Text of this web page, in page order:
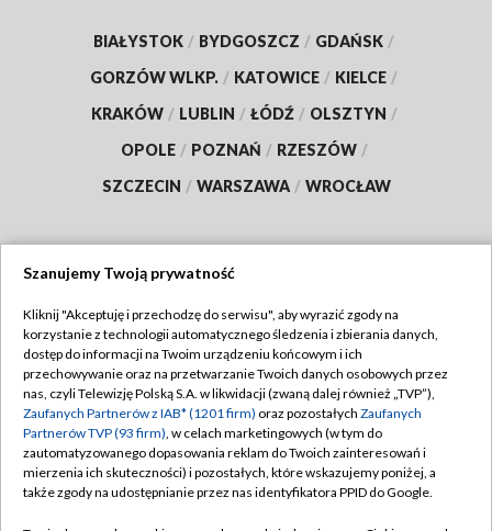
BIAŁYSTOK / BYDGOSZCZ / GDAŃSK /
GORZÓW WLKP. / KATOWICE / KIELCE /
KRAKÓW / LUBLIN / ŁÓDŹ / OLSZTYN /
OPOLE / POZNAŃ / RZESZÓW /
SZCZECIN / WARSZAWA / WROCŁAW
TVP
Abonament TVP
Emisja w TVP
Centrum informacji TVP
Naziemna Telewizja Cyfrowa
Regulamin TVP
Polityka prywatności
Moje zgody
Pomoc
Szanujemy Twoją prywatność
Kliknij "Akceptuję i przechodzę do serwisu", aby wyrazić zgody na
korzystanie z technologii automatycznego śledzenia i zbierania danych,
dostęp do informacji na Twoim urządzeniu końcowym i ich
przechowywanie oraz na przetwarzanie Twoich danych osobowych przez
nas, czyli Telewizję Polską S.A. w likwidacji (zwaną dalej również „TVP”),
Zaufanych Partnerów z IAB* (1201 firm) oraz pozostałych Zaufanych
Partnerów TVP (93 firm), w celach marketingowych (w tym do
zautomatyzowanego dopasowania reklam do Twoich zainteresowań i
mierzenia ich skuteczności) i pozostałych, które wskazujemy poniżej, a
także zgody na udostępnianie przez nas identyfikatora PPID do Google.